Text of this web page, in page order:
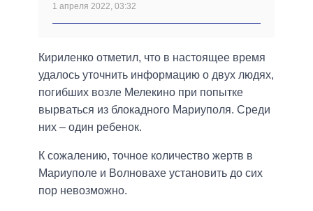
1 апреля 2022, 03:32
Кириленко отметил, что в настоящее время
удалось уточнить информацию о двух людях,
погибших возле Мелекино при попытке
вырваться из блокадного Мариуполя. Среди
них – один ребенок.
К сожалению, точное количество жертв в
Мариуполе и Волновахе установить до сих
пор невозможно.